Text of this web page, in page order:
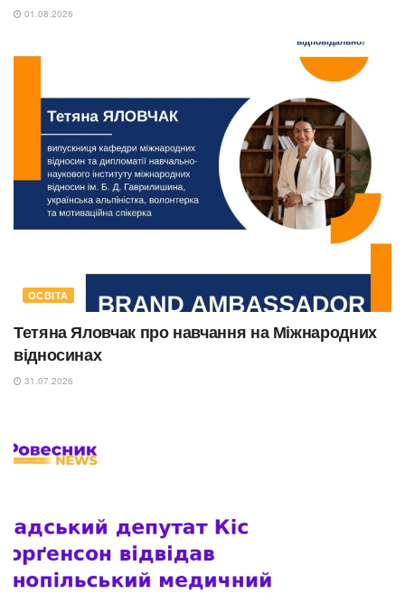
01.08.2026
ОСВІТА
Тетяна Яловчак про навчання на Міжнародних
відносинах
31.07.2026